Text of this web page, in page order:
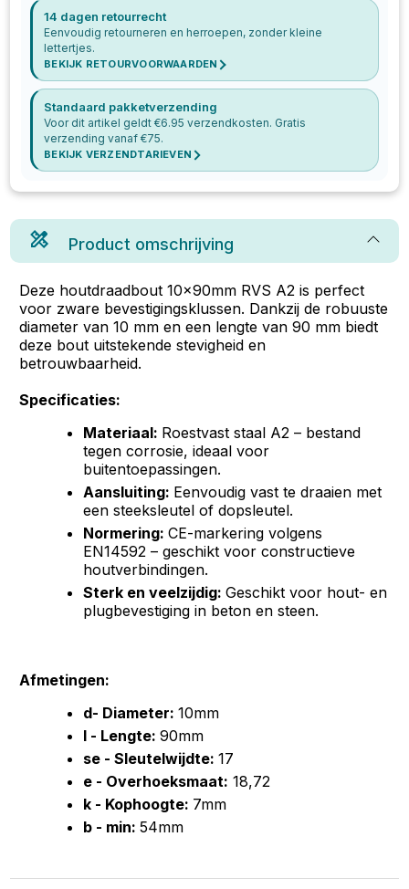
14 dagen retourrecht
Eenvoudig retourneren en herroepen, zonder kleine
lettertjes.
BEKIJK RETOURVOORWAARDEN
Standaard pakketverzending
Voor dit artikel geldt €6.95 verzendkosten. Gratis
verzending vanaf €75.
BEKIJK VERZENDTARIEVEN
Product omschrijving
Deze houtdraadbout 10x90mm RVS A2 is perfect
voor zware bevestigingsklussen. Dankzij de robuuste
diameter van 10 mm en een lengte van 90 mm biedt
deze bout uitstekende stevigheid en
betrouwbaarheid.
Specificaties:
Materiaal: Roestvast staal A2 – bestand
tegen corrosie, ideaal voor
buitentoepassingen.
Aansluiting: Eenvoudig vast te draaien met
een steeksleutel of dopsleutel.
Normering:CE-markering volgens
EN14592 – geschikt voor constructieve
houtverbindingen.
Sterk en veelzijdig:Geschikt voor hout- en
plugbevestiging in beton en steen.
Afmetingen:
d- Diameter:10mm
l - Lengte:90mm
se - Sleutelwijdte:17
e - Overhoeksmaat: 18,72
k - Kophoogte: 7mm
b - min:54mm